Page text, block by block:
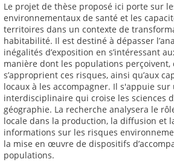
Le projet de thèse proposé ici porte sur
environnementaux de santé et les
territoires dans un contexte de
habitabilité. Il est destiné à dépasser
inégalités d’exposition en s’intéressant
manière dont les populations
s’approprient ces risques, ainsi qu’aux
locaux à les accompagner. Il s'appuie sur
interdisciplinaire qui croise les sciences
géographie. La recherche analysera le
locale dans la production, la diffusion et
informations sur les risques
la mise en œuvre de dispositifs
populations.